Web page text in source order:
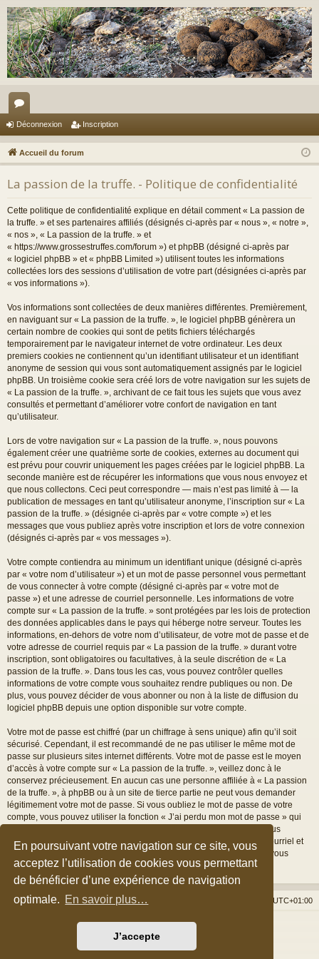
En poursuivant votre navigation sur ce site, vous
acceptez l’utilisation de cookies vous permettant
de bénéficier d’une expérience de navigation
optimale. En savoir plus…
J’accepte
or
u
m
s
Déconnexion Inscription
Accueil du forum
La passion de la truffe. - Politique de confidentialité
Cette politique de confidentialité explique en détail comment « La passion de
la truffe. » et ses partenaires affiliés (désignés ci-après par « nous », « notre »,
« nos », « La passion de la truffe. » et
« https://www.grossestruffes.com/forum ») et phpBB (désigné ci-après par
« logiciel phpBB » et « phpBB Limited ») utilisent toutes les informations
collectées lors des sessions d’utilisation de votre part (désignées ci-après par
« vos informations »).
Vos informations sont collectées de deux manières différentes. Premièrement,
en naviguant sur « La passion de la truffe. », le logiciel phpBB génèrera un
certain nombre de cookies qui sont de petits fichiers téléchargés
temporairement par le navigateur internet de votre ordinateur. Les deux
premiers cookies ne contiennent qu’un identifiant utilisateur et un identifiant
anonyme de session qui vous sont automatiquement assignés par le logiciel
phpBB. Un troisième cookie sera créé lors de votre navigation sur les sujets de
« La passion de la truffe. », archivant de ce fait tous les sujets que vous avez
consultés et permettant d’améliorer votre confort de navigation en tant
qu’utilisateur.
Lors de votre navigation sur « La passion de la truffe. », nous pouvons
également créer une quatrième sorte de cookies, externes au document qui
est prévu pour couvrir uniquement les pages créées par le logiciel phpBB. La
seconde manière est de récupérer les informations que vous nous envoyez et
que nous collectons. Ceci peut correspondre — mais n’est pas limité à — la
publication de messages en tant qu’utilisateur anonyme, l’inscription sur « La
passion de la truffe. » (désignée ci-après par « votre compte ») et les
messages que vous publiez après votre inscription et lors de votre connexion
(désignés ci-après par « vos messages »).
Votre compte contiendra au minimum un identifiant unique (désigné ci-après
par « votre nom d’utilisateur ») et un mot de passe personnel vous permettant
de vous connecter à votre compte (désigné ci-après par « votre mot de
passe ») et une adresse de courriel personnelle. Les informations de votre
compte sur « La passion de la truffe. » sont protégées par les lois de protection
des données applicables dans le pays qui héberge notre serveur. Toutes les
informations, en-dehors de votre nom d’utilisateur, de votre mot de passe et de
votre adresse de courriel requis par « La passion de la truffe. » durant votre
inscription, sont obligatoires ou facultatives, à la seule discrétion de « La
passion de la truffe. ». Dans tous les cas, vous pouvez contrôler quelles
informations de votre compte vous souhaitez rendre publiques ou non. De
plus, vous pouvez décider de vous abonner ou non à la liste de diffusion du
logiciel phpBB depuis une option disponible sur votre compte.
Votre mot de passe est chiffré (par un chiffrage à sens unique) afin qu’il soit
sécurisé. Cependant, il est recommandé de ne pas utiliser le même mot de
passe sur plusieurs sites internet différents. Votre mot de passe est le moyen
d’accès à votre compte sur « La passion de la truffe. », veillez donc à le
conservez précieusement. En aucun cas une personne affiliée à « La passion
de la truffe. », à phpBB ou à un site de tierce partie ne peut vous demander
légitimement votre mot de passe. Si vous oubliez le mot de passe de votre
compte, vous pouvez utiliser la fonction « J’ai perdu mon mot de passe » qui
est proposée par défaut sur le logiciel phpBB. Cette fonctionnalité vous
demandera de spécifier votre nom d’utilisateur et votre adresse de courriel et
le logiciel phpBB générera alors un nouveau mot de passe afin que vous
puissiez reprendre le contrôle de votre compte.
Accueil du forum UTC+01:00
Nous contacter
Développé parphpBB® Forum Software © phpBB Limited
Style parArty
©